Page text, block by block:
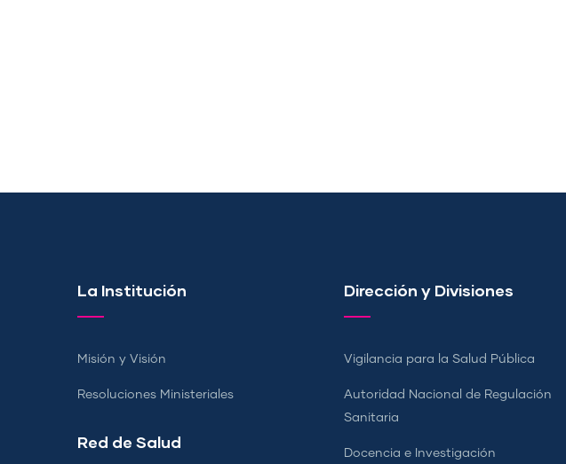
La Institución
Misión y Visión
Resoluciones Ministeriales
Red de Salud
Dirección y Divisiones
Vigilancia para la Salud Pública
Autoridad Nacional de Regulación
Sanitaria
Docencia e Investigación